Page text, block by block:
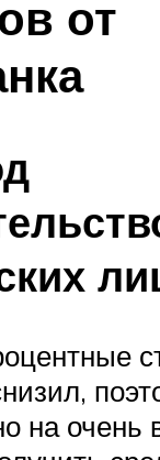
от
на очень